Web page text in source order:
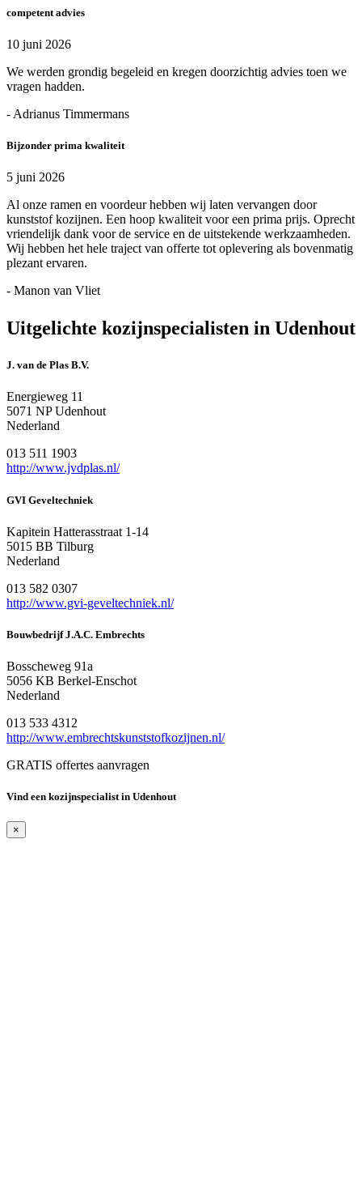
competent advies
10 juni 2026
We werden grondig begeleid en kregen doorzichtig advies toen we
vragen hadden.
- Adrianus Timmermans
Bijzonder prima kwaliteit
5 juni 2026
Al onze ramen en voordeur hebben wij laten vervangen door
kunststof kozijnen. Een hoop kwaliteit voor een prima prijs. Oprecht
vriendelijk dank voor de service en de uitstekende werkzaamheden.
Wij hebben het hele traject van offerte tot oplevering als bovenmatig
plezant ervaren.
- Manon van Vliet
Uitgelichte kozijnspecialisten in Udenhout
J. van de Plas B.V.
Energieweg 11
5071 NP Udenhout
Nederland
013 511 1903
http://www.jvdplas.nl/
GVI Geveltechniek
Kapitein Hatterasstraat 1-14
5015 BB Tilburg
Nederland
013 582 0307
http://www.gvi-geveltechniek.nl/
Bouwbedrijf J.A.C. Embrechts
Bosscheweg 91a
5056 KB Berkel-Enschot
Nederland
013 533 4312
http://www.embrechtskunststofkozijnen.nl/
GRATIS offertes aanvragen
Vind een kozijnspecialist in Udenhout
×